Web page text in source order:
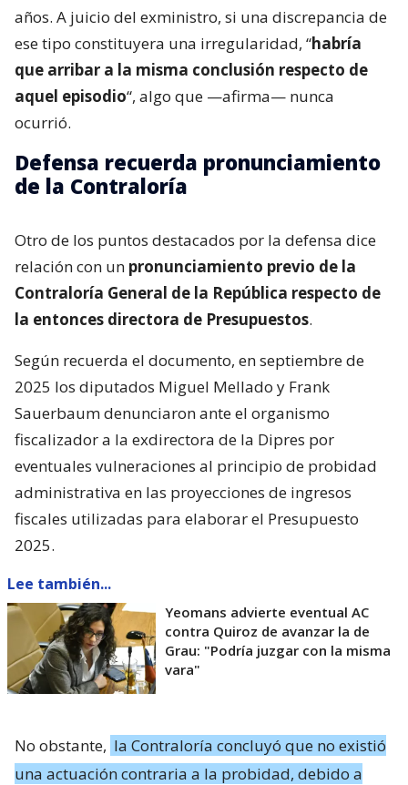
años. A juicio del exministro, si una discrepancia de
ese tipo constituyera una irregularidad, “habría
que arribar a la misma conclusión respecto de
aquel episodio“, algo que —afirma— nunca
ocurrió.
Defensa recuerda pronunciamiento
de la Contraloría
Otro de los puntos destacados por la defensa dice
relación con un pronunciamiento previo de la
Contraloría General de la República respecto de
la entonces directora de Presupuestos.
Según recuerda el documento, en septiembre de
2025 los diputados Miguel Mellado y Frank
Sauerbaum denunciaron ante el organismo
fiscalizador a la exdirectora de la Dipres por
eventuales vulneraciones al principio de probidad
administrativa en las proyecciones de ingresos
fiscales utilizadas para elaborar el Presupuesto
2025.
Lee también...
Yeomans advierte eventual AC
contra Quiroz de avanzar la de
Grau: "Podría juzgar con la misma
vara"
No obstante, la Contraloría concluyó que no existió
una actuación contraria a la probidad, debido a